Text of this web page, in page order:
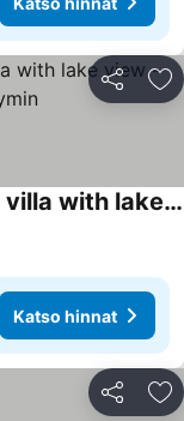
Jaa
Tahkon Riihiranta - 4 bedroom villa with lake view - Tilava mökki rantanäkymin
Katso hinnat
Jaa